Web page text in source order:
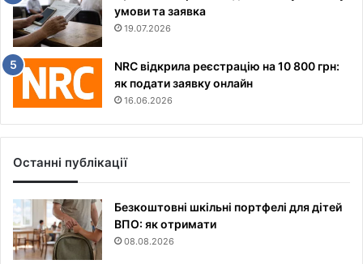
умови та заявка
19.07.2026
NRC відкрила реєстрацію на 10 800 грн:
як подати заявку онлайн
16.06.2026
Останні публікації
Безкоштовні шкільні портфелі для дітей
ВПО: як отримати
08.08.2026